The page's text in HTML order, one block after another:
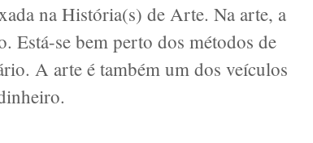
na História(s) de Arte. Na arte, a
Está-se bem perto dos métodos de
A arte é também um dos veículos